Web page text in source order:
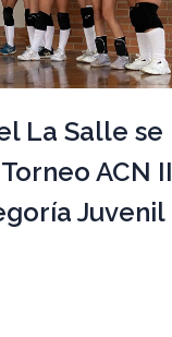
La Salle se
ACN II
Juvenil